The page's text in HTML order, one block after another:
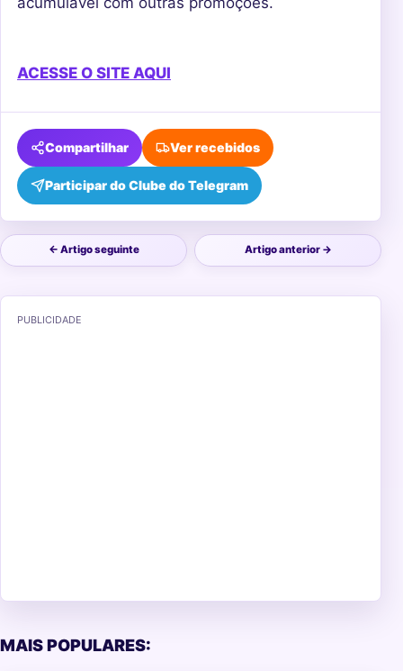
ACESSE O SITE AQUI
Compartilhar
Participar do Clube do Telegram
Ver recebidos
← Artigo seguinte Artigo anterior →
PUBLICIDADE
MAIS POPULARES: